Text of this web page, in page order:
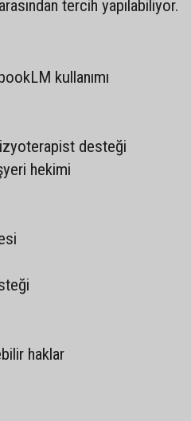
tercih yapılabiliyor.
kullanımı
desteği
hekimi
haklar